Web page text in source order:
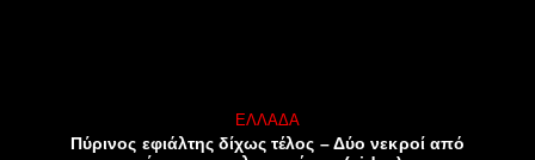
ΕΛΛΆΔΑ
Πύρινος εφιάλτης δίχως τέλος – Δύο νεκροί από